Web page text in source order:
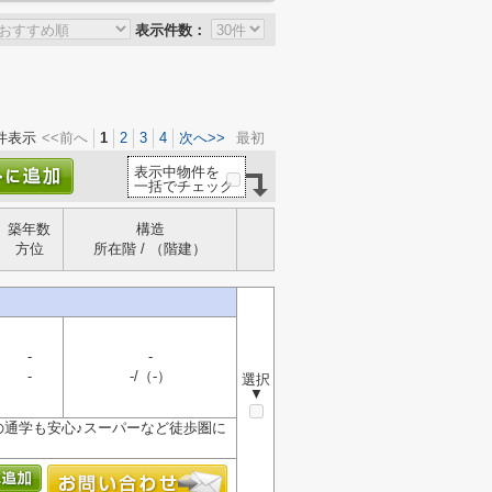
表示件数：
表示 <<前へ 1 2 3 4 次へ>> 最初
表示中物件を
一括でチェック
築年数
方位
構造
所在階 / （階建）
選択
▼
-
-
-
-/（-）
学も安心♪スーパーなど徒歩圏に